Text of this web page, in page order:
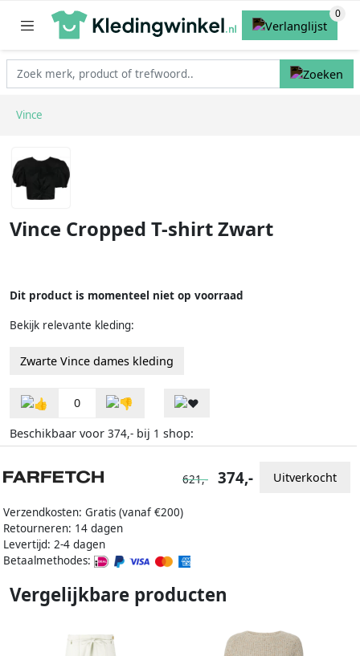
Vince
Vince Cropped T-shirt Zwart
Dit product is momenteel niet op voorraad
Bekijk relevante kleding:
Zwarte Vince dames kleding
0
Beschikbaar voor 374,- bij 1 shop:
Verzendkosten: Gratis (vanaf €200)
Retourneren: 14 dagen
Levertijd: 2-4 dagen
Betaalmethodes:
621,- 374,- Uitverkocht
Vergelijkbare producten